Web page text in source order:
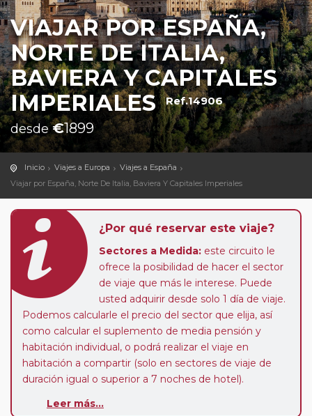
VIAJAR POR ESPAÑA,
NORTE DE ITALIA,
BAVIERA Y CAPITALES
IMPERIALES Ref.14906
desde€1899
Inicio Viajes a Europa
Viajes a España
Viajar por España, Norte De Italia, Baviera Y Capitales Imperiales
¿Por qué reservar este viaje?
Sectores a Medida: este circuito le
ofrece la posibilidad de hacer el sector
de viaje que más le interese. Puede
usted adquirir desde solo 1 día de viaje.
Podemos calcularle el precio del sector que elija, así
como calcular el suplemento de media pensión y
habitación individual, o podrá realizar el viaje en
habitación a compartir (solo en sectores de viaje de
duración igual o superior a 7 noches de hotel).
de que usted pueda programar una o más paradas en
Leer más...